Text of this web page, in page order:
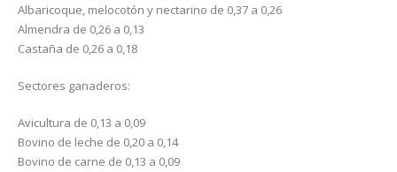
Albaricoque, melocotón y nectarino de 0,37 a 0,26
Almendra de 0,26 a 0,13
Castaña de 0,26 a 0,18
Sectores ganaderos:
Avicultura de 0,13 a 0,09
Bovino de leche de 0,20 a 0,14
Bovino de carne de 0,13 a 0,09